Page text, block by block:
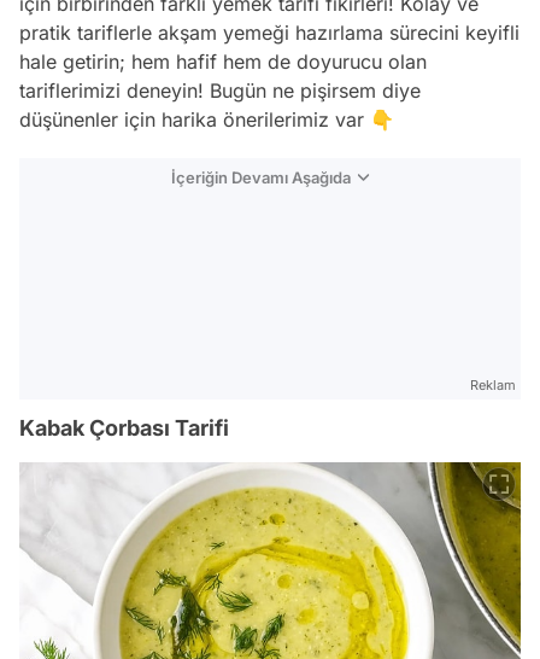
pratik tariflerle akşam yemeği hazırlama sürecini keyifli
hale getirin; hem hafif hem de doyurucu olan
tariflerimizi deneyin! Bugün ne pişirsem diye
düşünenler için harika önerilerimiz var 👇
İçeriğin Devamı Aşağıda
Reklam
Kabak Çorbası Tarifi